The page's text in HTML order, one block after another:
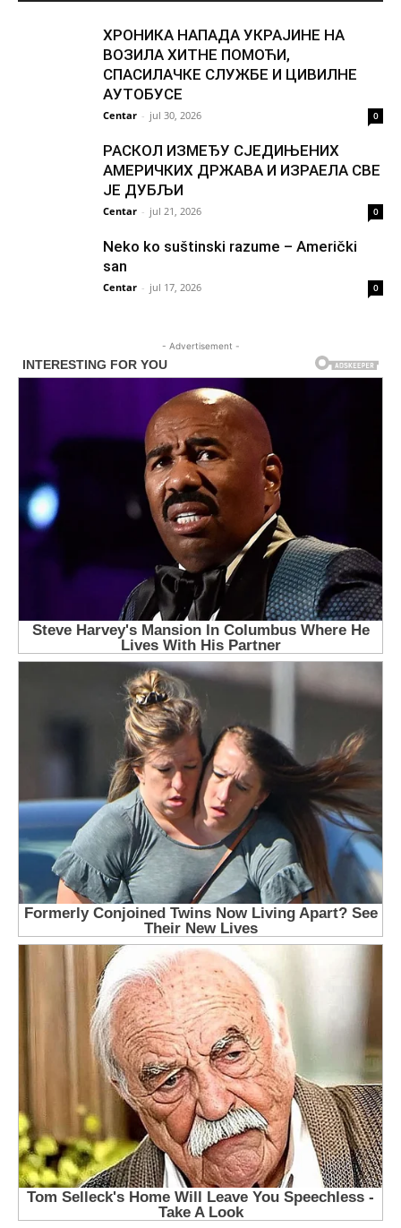
ХРОНИКА НАПАДА УКРАЈИНЕ НА
ВОЗИЛА ХИТНЕ ПОМОЋИ,
СПАСИЛАЧКЕ СЛУЖБЕ И ЦИВИЛНЕ
АУТОБУСЕ
Centar - jul 30, 2026 0
РАСКОЛ ИЗМЕЂУ СЈЕДИЊЕНИХ
АМЕРИЧКИХ ДРЖАВА И ИЗРАЕЛА СВЕ
ЈЕ ДУБЉИ
Centar - jul 21, 2026 0
Neko ko suštinski razume – Američki
san
Centar - jul 17, 2026 0
- Advertisement -